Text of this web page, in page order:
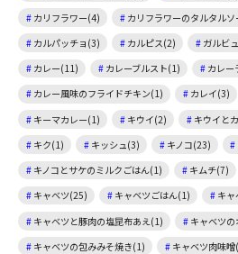
カリフラワー(4)
カリフラワーのタルタル
カルパッチョ(3)
カルピス(2) ガルビ
カレー(11)
カレーブルスト(1) カレー
カレー風味のフライドチキン(1)
カレイ(3)
キーマカレー(1)
キウイ(2)
キウイと
キク(1)
キッシュ(3) キノコ(23)
キノコとサケのミルクごはん(1)
キムチ(7)
キャベツ(25)
キャベツごはん(1)
キ
キャベツと豚肉の塩昆布あえ(1)
キャベツ
キャベツの包みみそ焼き(1)
キャベツ肉味